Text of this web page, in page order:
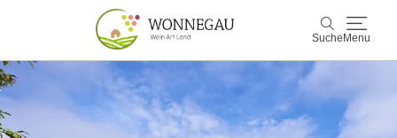
Suche Menu
Wonnegau